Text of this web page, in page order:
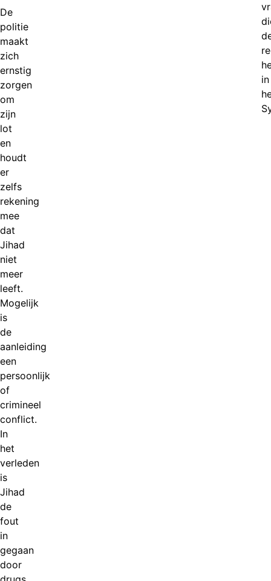
De
politie
maakt
zich
ernstig
zorgen
om
zijn
lot
en
houdt
er
zelfs
rekening
mee
dat
Jihad
niet
meer
leeft.
Mogelijk
is
de
aanleiding
een
persoonlijk
of
crimineel
conflict.
In
het
verleden
is
Jihad
de
fout
in
gegaan
door
in